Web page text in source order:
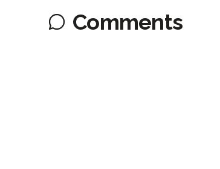
Comments